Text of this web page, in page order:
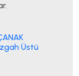
Üstü